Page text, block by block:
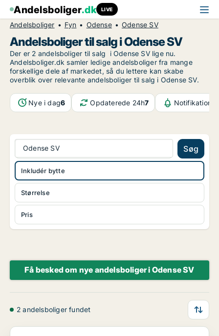
Andelsboliger.dk LIVE
Andelsboliger Fyn Odense Odense SV
Andelsboliger til salg i Odense SV
Der er 2 andelsboliger til salg i Odense SV lige nu.
Andelsboliger.dk samler ledige andelsboliger fra mange
forskellige dele af markedet, så du lettere kan skabe
overblik over relevante andelsboliger til salg i Odense SV.
Nye i dag6 Opdaterede 24h7
Odense SV Søg
Størrelse
Pris
Inkludér bytte
Få besked om nye andelsboliger i Odense SV
2 andelsboliger fundet
Andelsbolig i Odense SV